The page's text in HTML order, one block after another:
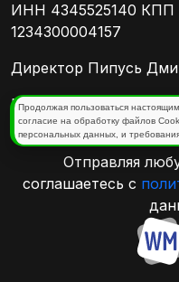
ИНН 4345525140 КПП
1234300004157
Директор Пипусь
Политика
Отправляя
соглашаетесь с
Продолжая пользоваться
согласие на обработку файлов
персональных данных, и